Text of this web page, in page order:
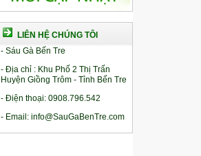
LIÊN HỆ CHÚNG TÔI
- Sáu Gà Bến Tre
- Địa chỉ : Khu Phố 2 Thị Trấn
Huyện Giồng Trôm - Tỉnh Bến Tre
- Điện thoại: 0908.796.542
- Email: info@SauGaBenTre.com